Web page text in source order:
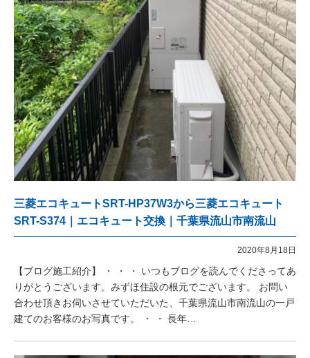
三菱エコキュートSRT-HP37W3から三菱エコキュート
SRT-S374｜エコキュート交換｜千葉県流山市南流山
2020年8月18日
【ブログ施工紹介】 ・ ・ ・ いつもブログを読んでくださってあ
りがとうございます。みずほ住設の根元でございます。 お問い
合わせ頂きお伺いさせていただいた、千葉県流山市南流山の一戸
建てのお客様のお写真です。 ・ ・ 長年…